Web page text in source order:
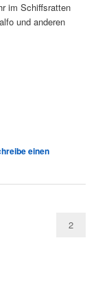
im Schiffsratten
und anderen
einen
2